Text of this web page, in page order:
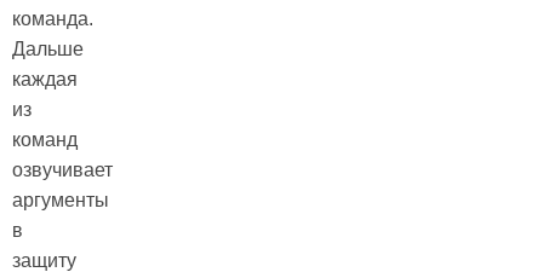
команда.
Дальше
каждая
из
команд
озвучивает
аргументы
в
защиту